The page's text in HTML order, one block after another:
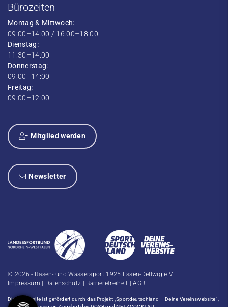
Bürozeiten
Montag & Mittwoch:
09:00–14:00 / 16:00–18:00
Dienstag:
11:30–14:00
Donnerstag:
09:00–14:00
Freitag:
09:00–12:00
Mitglied werden
Newsletter
© 2026 - Rasen- und Wassersport 1925 Essen-Dellwig e.V.
Impressum | Datenschutz | Barrierefreiheit |AGB
Diese Website ist gefördert durch das Projekt „Sportdeutschland – Deine Vereinswebsite”,